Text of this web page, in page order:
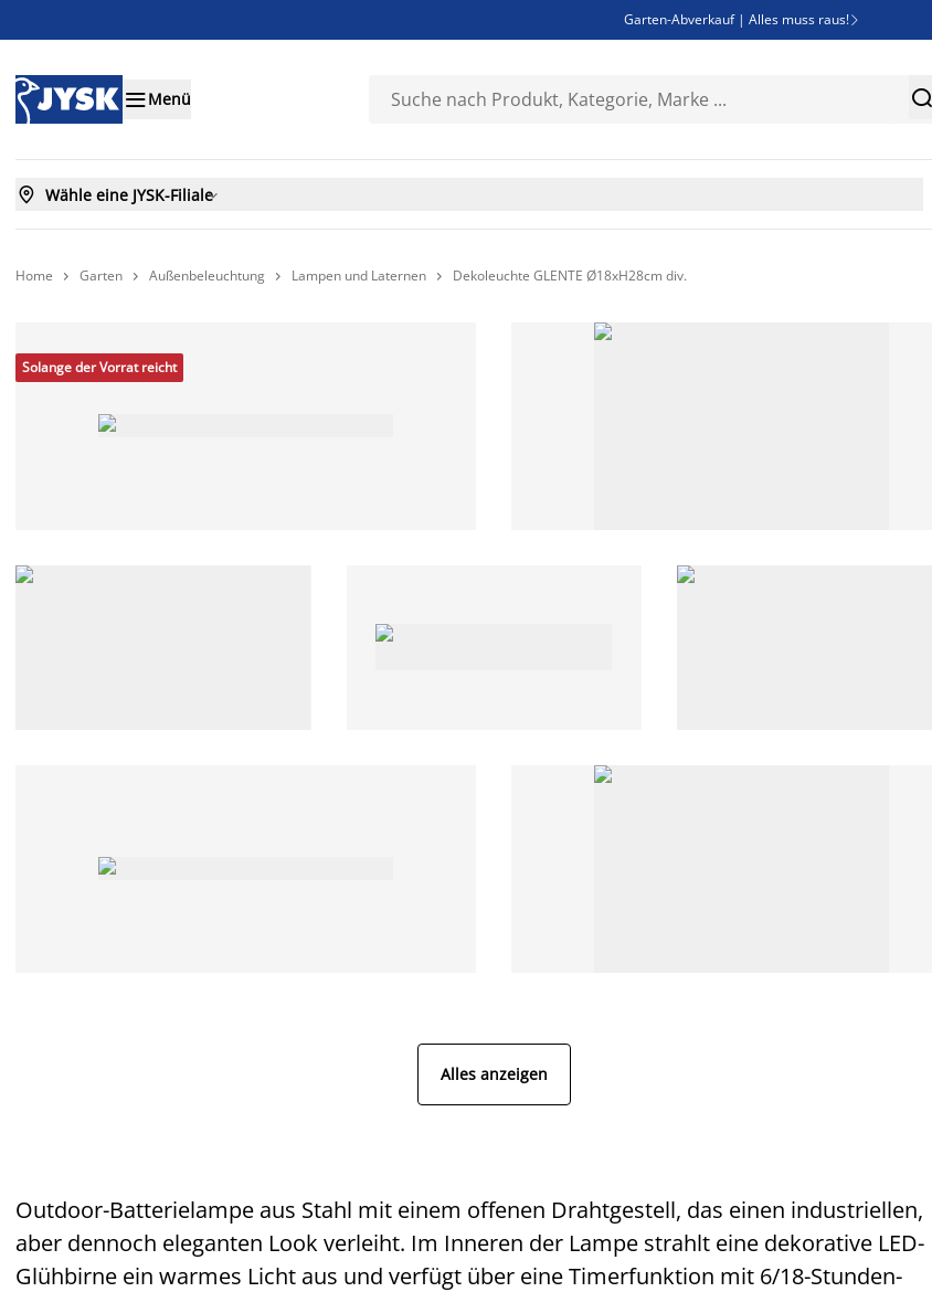
Garten-Abverkauf | Alles muss raus! 
Bist du Unternehmer? Entdecke JYSK-B2B
Menü 
 Wähle eine JYSK-Filiale
Home  Garten  Außenbeleuchtung  Lampen und Laternen  Dekoleuchte GLENTE Ø18xH28cm div.
Solange der Vorrat reicht
Alles anzeigen
Outdoor-Batterielampe aus Stahl mit einem offenen Drahtgestell, das einen industriellen,
aber dennoch eleganten Look verleiht. Im Inneren der Lampe strahlt eine dekorative LED-
Glühbirne ein warmes Licht aus und verfügt über eine Timerfunktion mit 6/18-Stunden-